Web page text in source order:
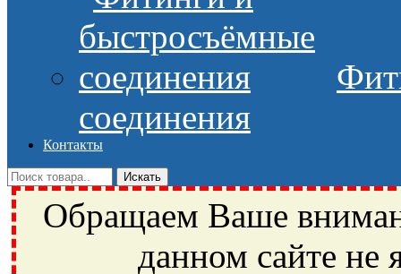
соединения
Контакты
Обращаем Ваше
данном сайте не